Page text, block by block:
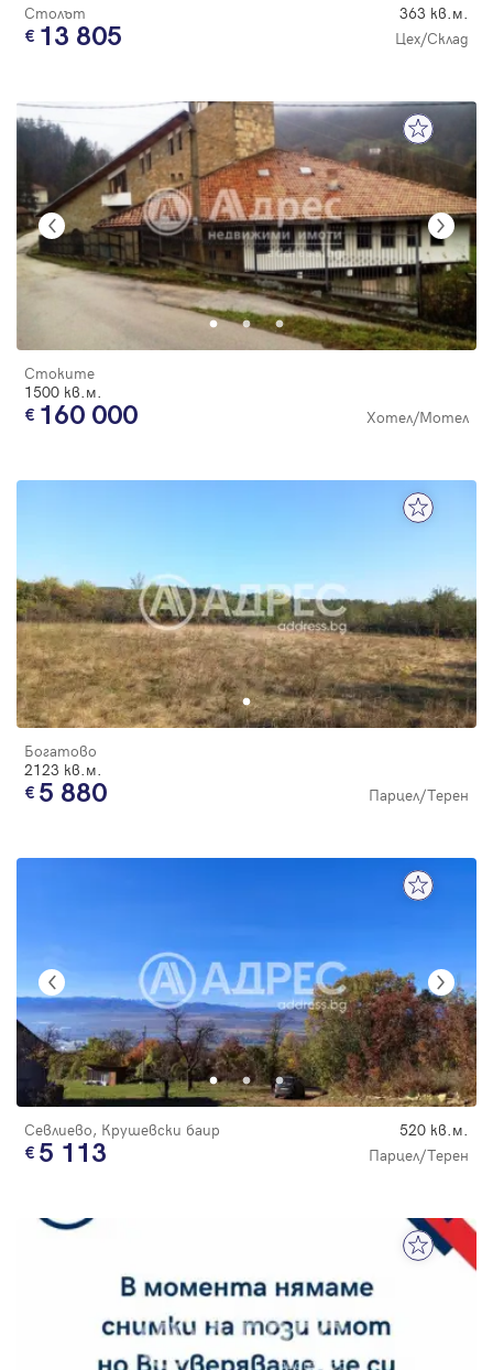
Столът 363 кв.м.
13 805 Цех/Склад
Стоките
1500 кв.м.
160 000 Хотел/Мотел
Богатово
2123 кв.м.
5 880 Парцел/Терен
Севлиево, Крушевски баир 520 кв.м.
5 113 Парцел/Терен